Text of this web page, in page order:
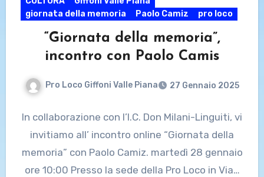
giornata della memoria
Paolo Camiz pro loco
“Giornata della memoria”,
incontro con Paolo Camis
Pro Loco Giffoni Valle Piana 27 Gennaio 2025
In collaborazione con l’I.C. Don Milani-Linguiti, vi
invitiamo all’ incontro online “Giornata della
memoria” con Paolo Camiz. martedì 28 gennaio
ore 10:00 Presso la sede della Pro Loco in Via…